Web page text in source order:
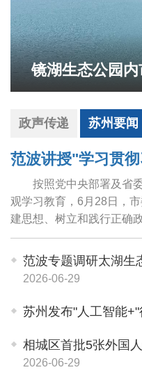
政声传递 苏州要闻
按照党中央部署及省
观学习教育，6月28日，
建思想、树立和践行正确
部讲授专题党课。他强调
脑、指导实践、推动工作
范波专题调研太湖生
2026-06-29
苏州发布"人工智能
相城区首批5张外国
2026-06-29